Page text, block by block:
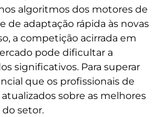
algoritmos dos motores de
de adaptação rápida às novas
a competição acirrada em
pode dificultar a
significativos. Para superar
que os profissionais de
sobre as melhores
setor.